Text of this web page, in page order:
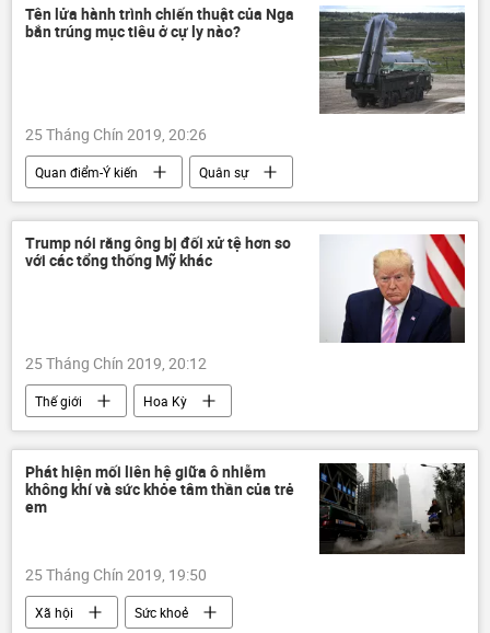
Tên lửa hành trình chiến thuật của Nga
bắn trúng mục tiêu ở cự ly nào?
25 Tháng Chín 2019, 20:26
Quan điểm-Ý kiến Quân sự
Trump nói rằng ông bị đối xử tệ hơn so
với các tổng thống Mỹ khác
25 Tháng Chín 2019, 20:12
Thế giới Hoa Kỳ
Phát hiện mối liên hệ giữa ô nhiễm
không khí và sức khỏe tâm thần của trẻ
em
25 Tháng Chín 2019, 19:50
Xã hội Sức khoẻ